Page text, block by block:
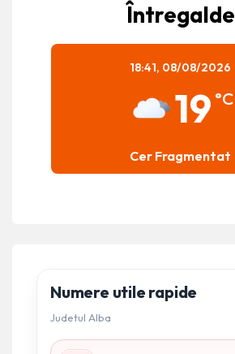
Întregalde
18:41, 08/08/2026
19 °C
Cer Fragmentat
Numere utile rapide
Judetul Alba